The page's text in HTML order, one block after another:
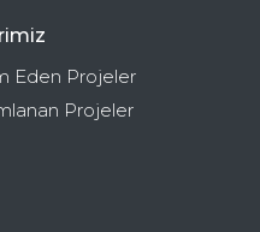
Eden Projeler
Projeler